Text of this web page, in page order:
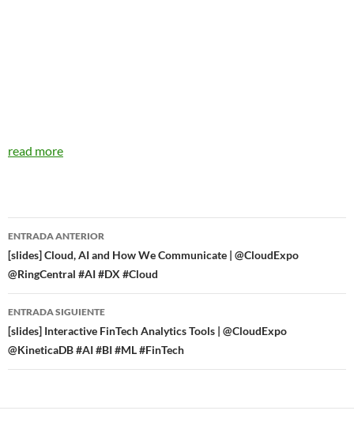
read more
Navegador
de
entradas
ENTRADA ANTERIOR
[slides] Cloud, AI and How We Communicate | @CloudExpo
@RingCentral #AI #DX #Cloud
ENTRADA SIGUIENTE
[slides] Interactive FinTech Analytics Tools | @CloudExpo
@KineticaDB #AI #BI #ML #FinTech